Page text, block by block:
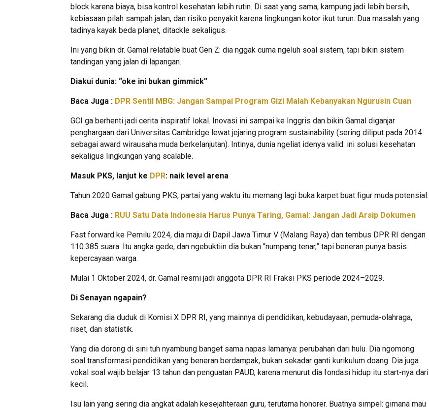
block karena biaya, bisa kontrol kesehatan lebih rutin. Di saat yang sama, kampung jadi lebih bersih,
kebiasaan pilah sampah jalan, dan risiko penyakit karena lingkungan kotor ikut turun. Dua masalah yang
tadinya kayak beda planet, ditackle sekaligus.
Ini yang bikin dr. Gamal relatable buat Gen Z: dia nggak cuma ngeluh soal sistem, tapi bikin sistem
tandingan yang jalan di lapangan.
Diakui dunia: “oke ini bukan gimmick”
Baca Juga : DPR Sentil MBG: Jangan Sampai Program Gizi Malah Kebanyakan Ngurusin Cuan
GCI ga berhenti jadi cerita inspiratif lokal. Inovasi ini sampai ke Inggris dan bikin Gamal diganjar
penghargaan dari Universitas Cambridge lewat jejaring program sustainability (sering diliput pada 2014
sebagai award wirausaha muda berkelanjutan). Intinya, dunia ngeliat idenya valid: ini solusi kesehatan
sekaligus lingkungan yang scalable.
Masuk PKS, lanjut ke DPR: naik level arena
Tahun 2020 Gamal gabung PKS, partai yang waktu itu memang lagi buka karpet buat figur muda potensial.
Baca Juga : RUU Satu Data Indonesia Harus Punya Taring, Gamal: Jangan Jadi Arsip Dokumen
Fast forward ke Pemilu 2024, dia maju di Dapil Jawa Timur V (Malang Raya) dan tembus DPR RI dengan
110.385 suara. Itu angka gede, dan ngebuktiin dia bukan “numpang tenar,” tapi beneran punya basis
kepercayaan warga.
Mulai 1 Oktober 2024, dr. Gamal resmi jadi anggota DPR RI Fraksi PKS periode 2024–2029.
Di Senayan ngapain?
Sekarang dia duduk di Komisi X DPR RI, yang mainnya di pendidikan, kebudayaan, pemuda-olahraga,
riset, dan statistik.
Yang dia dorong di sini tuh nyambung banget sama napas lamanya: perubahan dari hulu. Dia ngomong
soal transformasi pendidikan yang beneran berdampak, bukan sekadar ganti kurikulum doang. Dia juga
vokal soal wajib belajar 13 tahun dan penguatan PAUD, karena menurut dia fondasi hidup itu start-nya dari
kecil.
Isu lain yang sering dia angkat adalah kesejahteraan guru, terutama honorer. Buatnya simpel: gimana mau